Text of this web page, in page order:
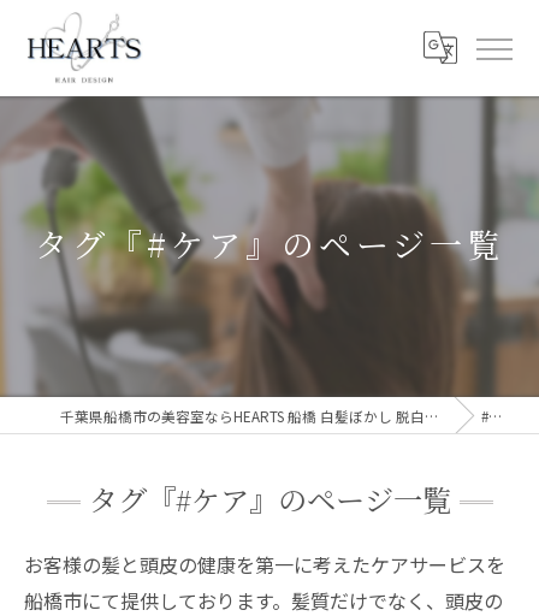
タグ『#ケア』のページ一覧
千葉県船橋市の美容室ならHEARTS 船橋 白髪ぼかし 脱白髪染め #ケア
タグ『#ケア』のページ一覧
お客様の髪と頭皮の健康を第一に考えたケアサービスを
船橋市にて提供しております。髪質だけでなく、頭皮の